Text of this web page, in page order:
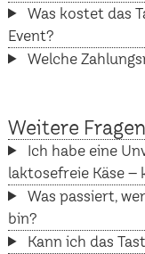
Was kostet das
Event?
Welche
Weitere Fragen
Ich habe eine
laktosefreie Käse
Was passiert,
bin?
Kann ich das